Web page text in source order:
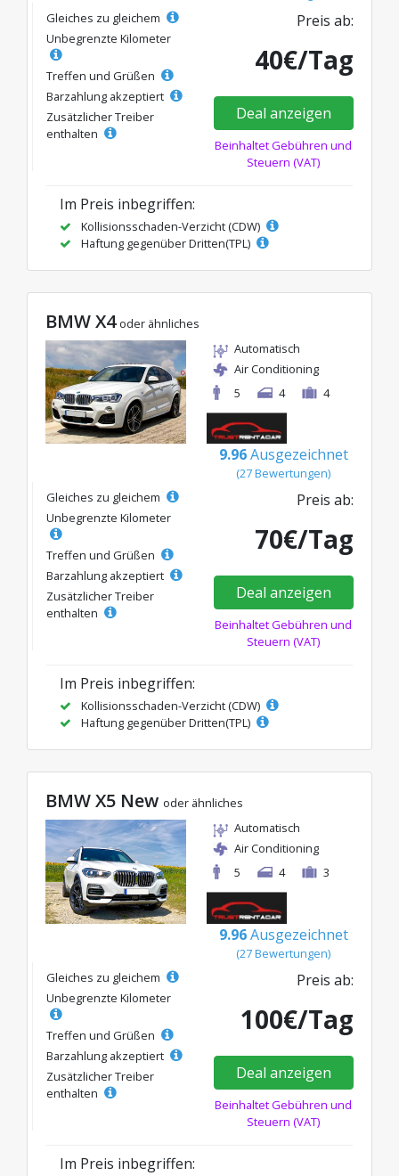
Gleiches zu gleichem
Unbegrenzte Kilometer
Treffen und Grüßen
Barzahlung akzeptiert
Zusätzlicher Treiber
enthalten
Preis ab:
40€/Tag
Deal anzeigen
Beinhaltet Gebühren und
Steuern (VAT)
Im Preis inbegriffen:
Kollisionsschaden-Verzicht (CDW)
Haftung gegenüber Dritten(TPL)
BMW X4 oder ähnliches
Automatisch
Air Conditioning
5
4 4
9.96 Ausgezeichnet
(27 Bewertungen)
Gleiches zu gleichem
Unbegrenzte Kilometer
Treffen und Grüßen
Barzahlung akzeptiert
Zusätzlicher Treiber
enthalten
Preis ab:
70€/Tag
Deal anzeigen
Beinhaltet Gebühren und
Steuern (VAT)
Im Preis inbegriffen:
Kollisionsschaden-Verzicht (CDW)
Haftung gegenüber Dritten(TPL)
BMW X5 New oder ähnliches
Automatisch
Air Conditioning
5
4 3
9.96 Ausgezeichnet
(27 Bewertungen)
Gleiches zu gleichem
Unbegrenzte Kilometer
Treffen und Grüßen
Barzahlung akzeptiert
Zusätzlicher Treiber
enthalten
Preis ab:
100€/Tag
Deal anzeigen
Beinhaltet Gebühren und
Steuern (VAT)
Im Preis inbegriffen: